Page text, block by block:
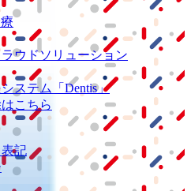
ウドソリューション
ステム
「Dentis」
こちら
記